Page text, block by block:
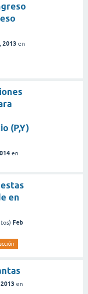
2013 en
(P,Y)
en
en
Feb
en